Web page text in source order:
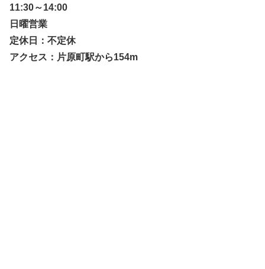
11:30～14:00
日曜営業
定休日：不定休
アクセス：片原町駅から154m